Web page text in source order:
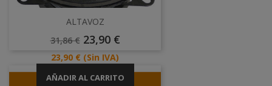
ALTAVOZ
Precio
31,86 € Precio
23,90 €
Precio
23,90 € (Sin IVA)
AÑADIR AL CARRITO